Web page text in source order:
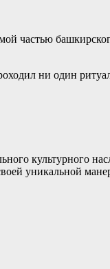
частью
ни один
культурного
уникальной